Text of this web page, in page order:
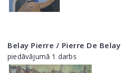
Belay Pierre / Pierre De Belay
piedāvājumā 1 darbs